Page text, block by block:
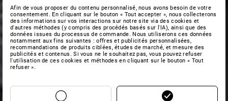
Afin de vous proposer du contenu personnalisé, nous avons besoin de votre
consentement. En cliquant sur le bouton « Tout accepter », nous collecterons
des informations sur vos interactions sur notre site via des cookies et
d'autres méthodes (y compris des procédés basés sur l'IA), ainsi que des
données issues du processus de commande. Nous utiliserons ces données
notamment aux fins suivantes : offres et publicités personnalisées,
recommandations de produits ciblées, études de marché, et mesure des
publicités et contenus. Si vous ne le souhaitez pas, vous pouvez refuser
l'utilisation de ces cookies et méthodes en cliquant sur le bouton « Tout
refuser ».